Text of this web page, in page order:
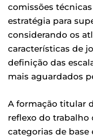
comissões
estratégia para
considerando os
características de
definição das
mais aguardados
A formação titular
reflexo do trabalho
categorias de